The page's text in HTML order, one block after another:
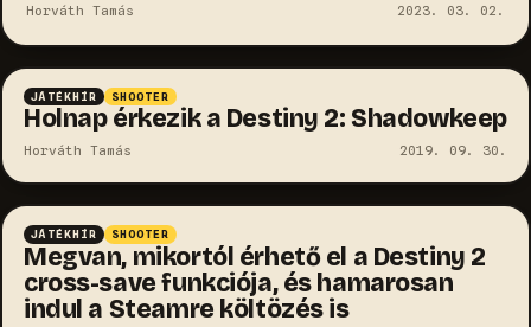
Horváth Tamás 2023. 03. 02.
JÁTÉKHÍR SHOOTER
Holnap érkezik a Destiny 2: Shadowkeep
Horváth Tamás 2019. 09. 30.
JÁTÉKHÍR SHOOTER
Megvan, mikortól érhető el a Destiny 2
cross-save funkciója, és hamarosan
indul a Steamre költözés is